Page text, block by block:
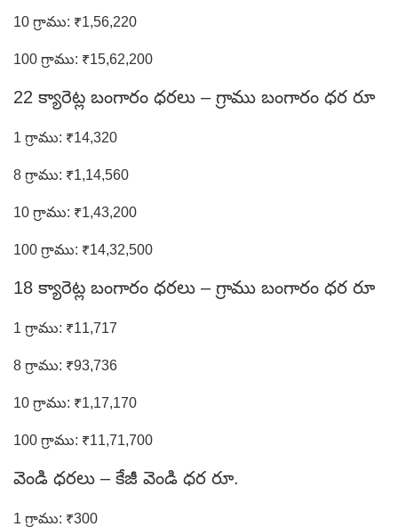
10 గ్రాము: ₹1,56,220
100 గ్రాము: ₹15,62,200
22 క్యారెట్ల బంగారం ధరలు – గ్రాము బంగారం ధర రూ
1 గ్రాము: ₹14,320
8 గ్రాము: ₹1,14,560
10 గ్రాము: ₹1,43,200
100 గ్రాము: ₹14,32,500
18 క్యారెట్ల బంగారం ధరలు – గ్రాము బంగారం ధర రూ
1 గ్రాము: ₹11,717
8 గ్రాము: ₹93,736
10 గ్రాము: ₹1,17,170
100 గ్రాము: ₹11,71,700
వెండి ధరలు – కేజీ వెండి ధర రూ.
1 గ్రాము: ₹300